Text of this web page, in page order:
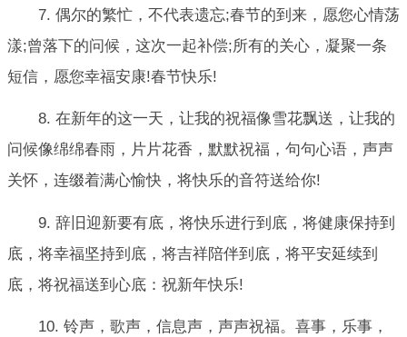
7. 偶尔的繁忙，不代表遗忘;春节的到来，愿您心情荡
漾;曾落下的问候，这次一起补偿;所有的关心，凝聚一条
短信，愿您幸福安康!春节快乐!
8. 在新年的这一天，让我的祝福像雪花飘送，让我的
问候像绵绵春雨，片片花香，默默祝福，句句心语，声声
关怀，连缀着满心愉快，将快乐的音符送给你!
9. 辞旧迎新要有底，将快乐进行到底，将健康保持到
底，将幸福坚持到底，将吉祥陪伴到底，将平安延续到
底，将祝福送到心底：祝新年快乐!
10. 铃声，歌声，信息声，声声祝福。喜事，乐事，